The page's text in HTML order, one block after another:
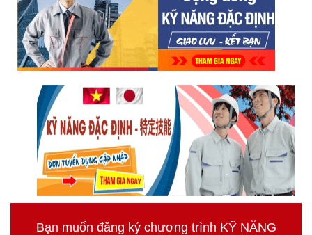
Bạn muốn đăng ký chương trình KỸ NĂNG